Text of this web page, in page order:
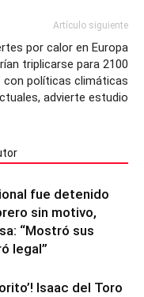
Artículo siguiente
por calor en Europa
triplicarse para 2100
con políticas climáticas
advierte estudio
fue detenido
sin motivo,
“Mostró sus
legal”
Isaac del Toro